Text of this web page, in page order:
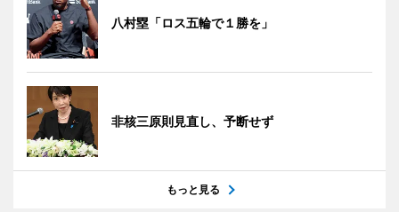
八村塁「ロス五輪で１勝を」
非核三原則見直し、予断せず
もっと見る